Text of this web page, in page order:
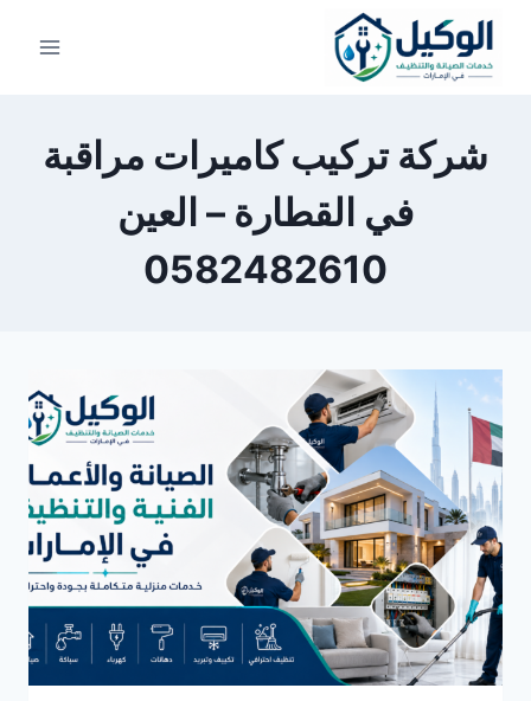
التجاوز
المحتوى
شركة تركيب كاميرات مراقبة
في القطارة – العين
0582482610